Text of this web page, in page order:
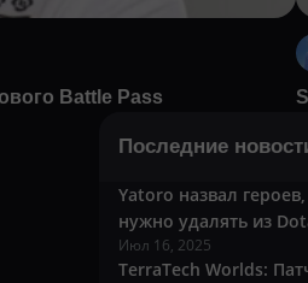
Battle Pass
Последние
Yatoro назвал
нужно удалять из
Июл 16, 2025
TerraTech Worlds: